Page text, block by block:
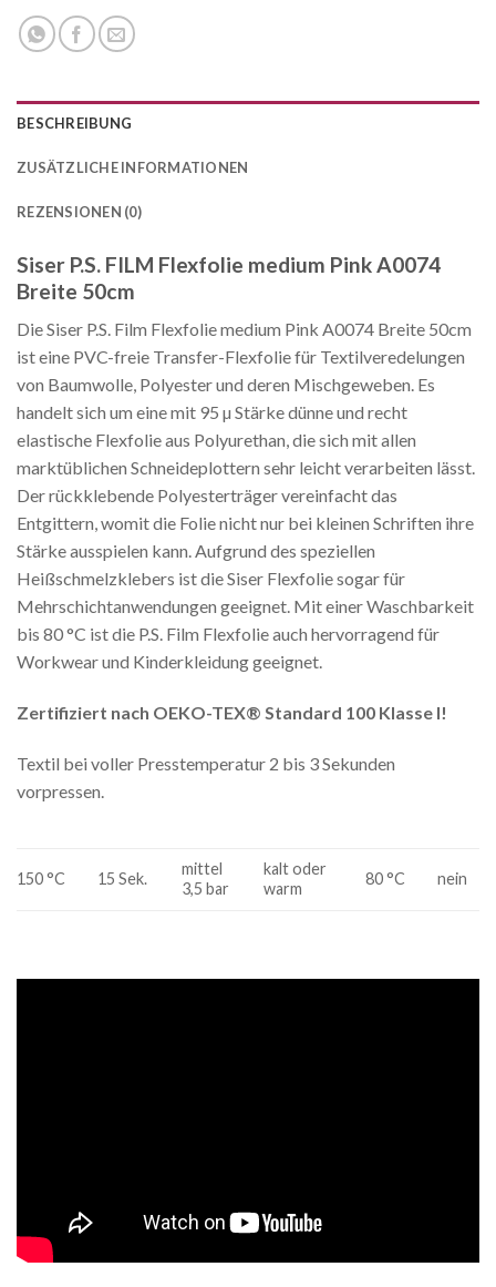
BESCHREIBUNG
ZUSÄTZLICHE INFORMATIONEN
REZENSIONEN (0)
Siser P.S. FILM Flexfolie medium Pink A0074
Breite 50cm
Die Siser P.S. Film Flexfolie medium Pink A0074 Breite 50cm
ist eine PVC-freie Transfer-Flexfolie für Textilveredelungen
von Baumwolle, Polyester und deren Mischgeweben. Es
handelt sich um eine mit 95 µ Stärke dünne und recht
elastische Flexfolie aus Polyurethan, die sich mit allen
marktüblichen Schneideplottern sehr leicht verarbeiten lässt.
Der rückklebende Polyesterträger vereinfacht das
Entgittern, womit die Folie nicht nur bei kleinen Schriften ihre
Stärke ausspielen kann. Aufgrund des speziellen
Heißschmelzklebers ist die Siser Flexfolie sogar für
Mehrschichtanwendungen geeignet. Mit einer Waschbarkeit
bis 80 °C ist die P.S. Film Flexfolie auch hervorragend für
Workwear und Kinderkleidung geeignet.
Zertifiziert nach OEKO-TEX® Standard 100 Klasse I!
Textil bei voller Presstemperatur 2 bis 3 Sekunden
vorpressen.
150 °C 15 Sek.
mittel
3,5 bar
kalt oder
warm
80 °C nein